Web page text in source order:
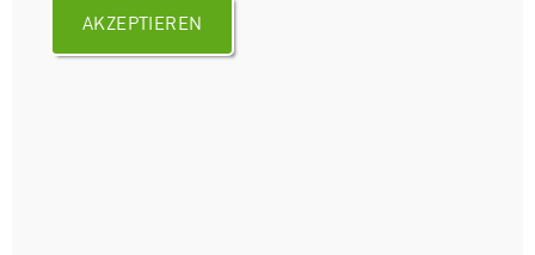
AKZEPTIEREN